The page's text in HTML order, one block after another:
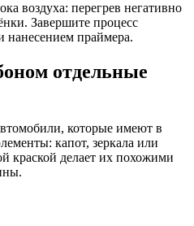
воздуха: перегрев негативно
Завершите процесс
нанесением праймера.
отдельные
которые имеют в
капот, зеркала или
краской делает их похожими